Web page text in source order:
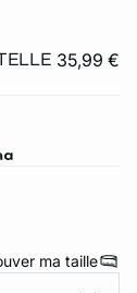
35,99 €
ma taille